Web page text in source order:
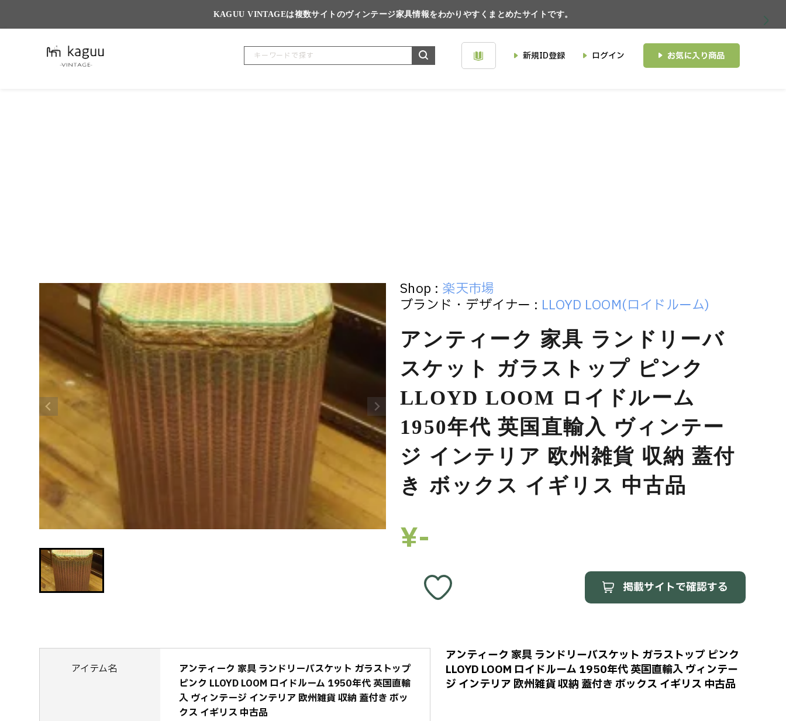
KAGUU VINTAGEは複数サイトのヴィンテージ家具情報をわかりやすくまとめたサイトです。
新規ID登録 ログイン お気に入り商品
Shop : 楽天市場
ブランド・デザイナー : LLOYD LOOM(ロイドルーム)
アンティーク 家具 ランドリーバ
スケット ガラストップ ピンク
LLOYD LOOM ロイドルーム
1950年代 英国直輸入 ヴィンテー
ジ インテリア 欧州雑貨 収納 蓋付
き ボックス イギリス 中古品
¥-
掲載サイトで確認する
アイテム名
アンティーク 家具 ランドリーバスケット ガラストップ
ピンク LLOYD LOOM ロイドルーム 1950年代 英国直輸
入 ヴィンテージ インテリア 欧州雑貨 収納 蓋付き ボッ
クス イギリス 中古品
アンティーク 家具 ランドリーバスケット ガラストップ ピンク
LLOYD LOOM ロイドルーム 1950年代 英国直輸入 ヴィンテー
ジ インテリア 欧州雑貨 収納 蓋付き ボックス イギリス 中古品